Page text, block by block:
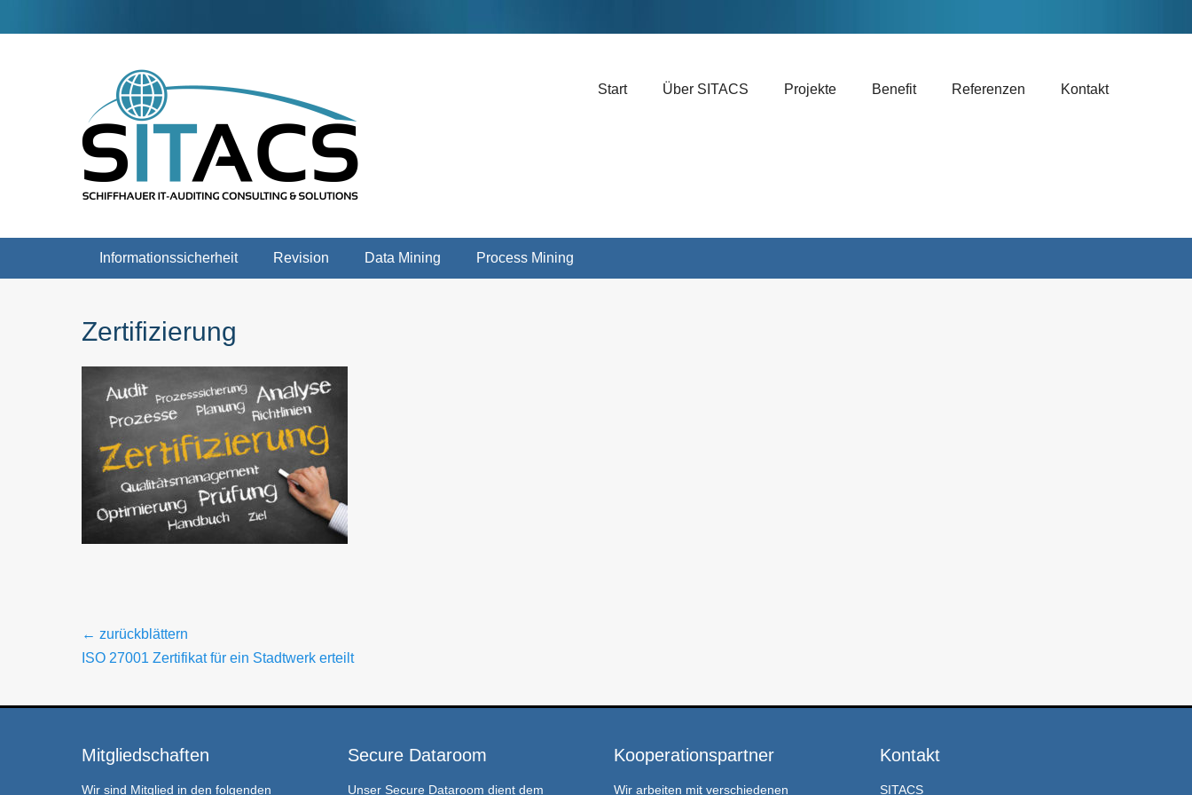
zum
SITACS
Schiffhauer IT-Auditing Consulting & Solutions Header-Menü rechts
Weiter
Start Über SITACS Projekte Benefit Referenzen Kontakt
Hauptmenü
Informationssicherheit Revision Data Mining Process Mining
Zertifizierung
Beitragsnavigation
← zurückblättern
Vorheriger
ISO 27001 Zertifikat für ein Stadtwerk erteilt
Mitgliedschaften
Wir sind Mitglied in den folgenden
Secure Dataroom
Unser Secure Dataroom dient dem
Kooperationspartner
Wir arbeiten mit verschiedenen
Kontakt
SITACS